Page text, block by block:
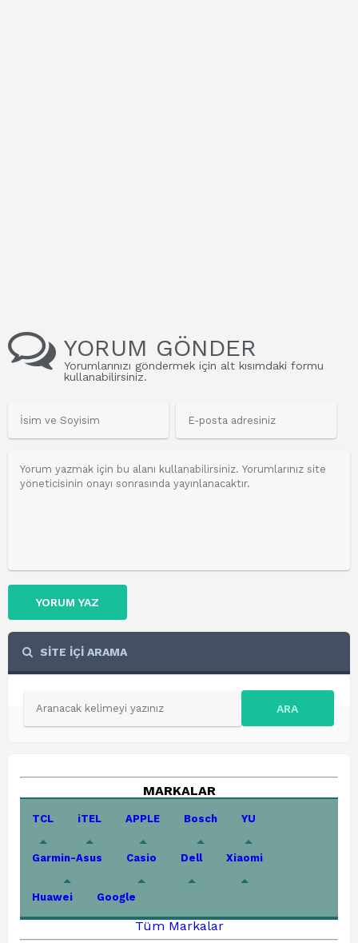
YORUM GÖNDER
Yorumlarınızı göndermek için alt kısımdaki formu
kullanabilirsiniz.
YORUM YAZ
SİTE İÇİ ARAMA
ARA
MARKALAR
TCL iTEL APPLE Bosch YU
Garmin-Asus Casio Dell Xiaomi
Huawei Google
Tüm Markalar